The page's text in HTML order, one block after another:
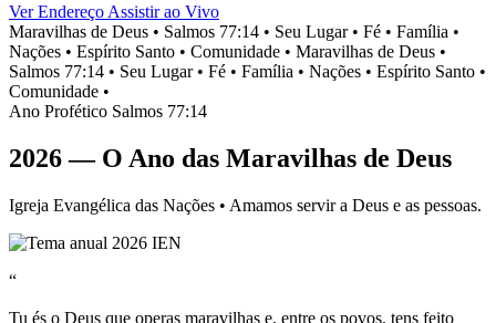
Ver Endereço Assistir ao Vivo
Maravilhas de Deus • Salmos 77:14 • Seu Lugar • Fé • Família •
Nações • Espírito Santo • Comunidade • Maravilhas de Deus •
Salmos 77:14 • Seu Lugar • Fé • Família • Nações • Espírito Santo •
Comunidade •
Ano Profético Salmos 77:14
2026 — O Ano das Maravilhas de Deus
Igreja Evangélica das Nações • Amamos servir a Deus e as pessoas.
“
Tu és o Deus que operas maravilhas e, entre os povos, tens feito